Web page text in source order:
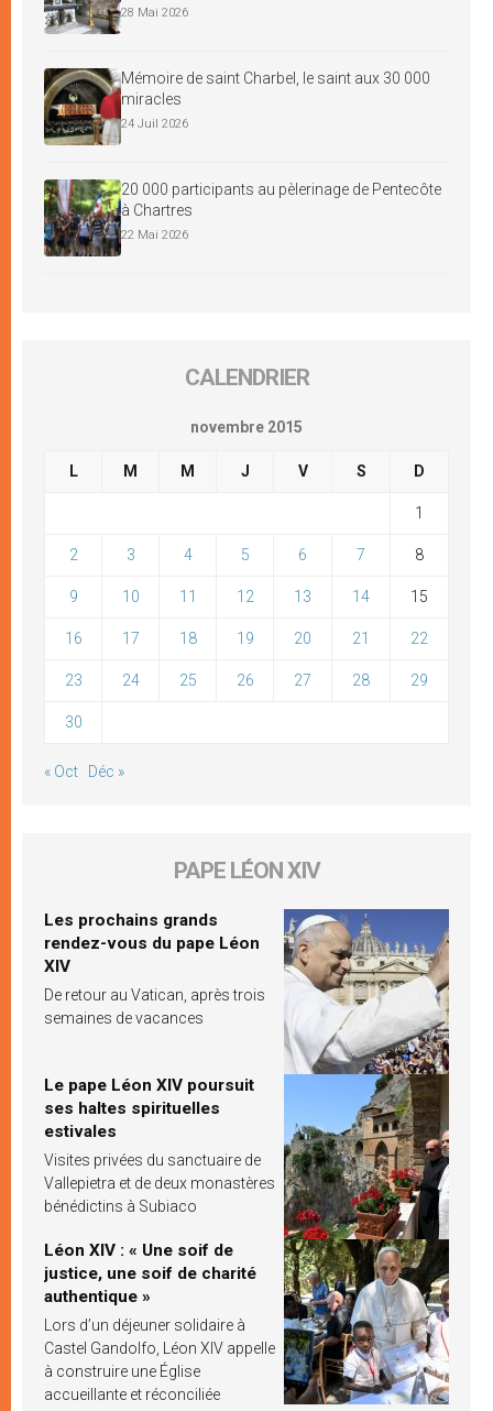
28 Mai 2026
Mémoire de saint Charbel, le saint aux 30 000
miracles
24 Juil 2026
20 000 participants au pèlerinage de Pentecôte
à Chartres
22 Mai 2026
CALENDRIER
novembre 2015
L M M J V S D
1
2 3 4 5 6 7 8
9 10 11 12 13 14 15
16 17 18 19 20 21 22
23 24 25 26 27 28 29
30
« Oct Déc »
PAPE LÉON XIV
Les prochains grands
rendez-vous du pape Léon
XIV
De retour au Vatican, après trois
semaines de vacances
Le pape Léon XIV poursuit
ses haltes spirituelles
estivales
Visites privées du sanctuaire de
Vallepietra et de deux monastères
bénédictins à Subiaco
Léon XIV : « Une soif de
justice, une soif de charité
authentique »
Lors d’un déjeuner solidaire à
Castel Gandolfo, Léon XIV appelle
à construire une Église
accueillante et réconciliée